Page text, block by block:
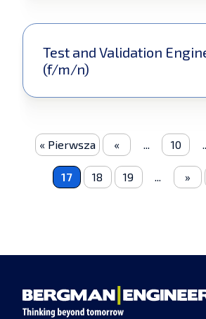
Test and Validation
(f/m/n)
« Pierwsza « ... 10
17 18 19 ... »